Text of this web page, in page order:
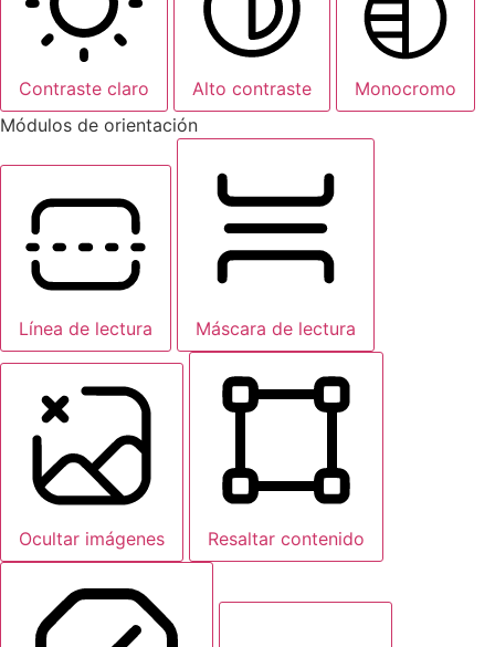
Contraste claro Alto contraste
Monocromo
Módulos de orientación
Línea de lectura Máscara de lectura
Ocultar imágenes Resaltar contenido